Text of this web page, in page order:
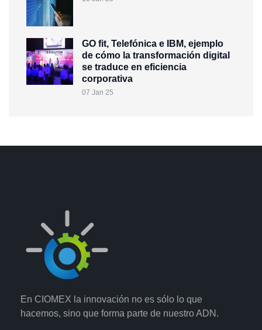
GO fit, Telefónica e IBM, ejemplo
de cómo la transformación digital
se traduce en eficiencia
corporativa
07 Jan 25
En CIOMEX la innovación no es sólo lo que
hacemos, sino que forma parte de nuestro ADN.